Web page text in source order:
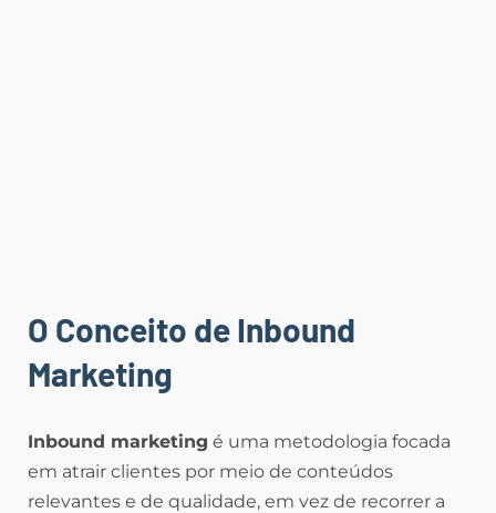
O Conceito de Inbound
Marketing
Inbound marketing é uma metodologia focada
em atrair clientes por meio de conteúdos
relevantes e de qualidade, em vez de recorrer a